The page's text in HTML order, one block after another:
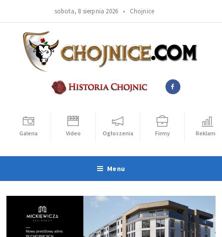
sobota, 8 sierpnia 2026 • Chojnice
Galeria Video Ogłoszenia Firmy Reklama
Menu